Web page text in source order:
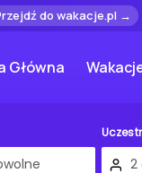
do wakacje.pl →
Główna